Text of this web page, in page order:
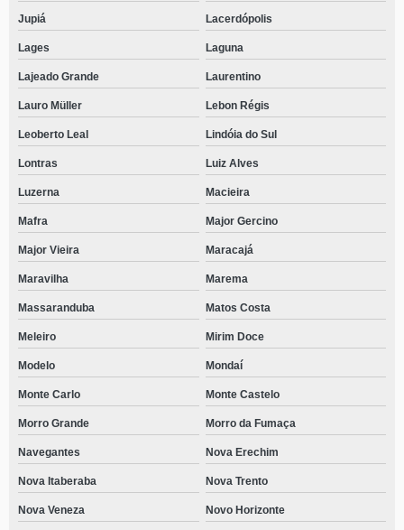
Jupiá Lacerdópolis
Lages Laguna
Lajeado Grande Laurentino
Lauro Müller Lebon Régis
Leoberto Leal Lindóia do Sul
Lontras Luiz Alves
Luzerna Macieira
Mafra Major Gercino
Major Vieira Maracajá
Maravilha Marema
Massaranduba Matos Costa
Meleiro Mirim Doce
Modelo Mondaí
Monte Carlo Monte Castelo
Morro Grande Morro da Fumaça
Navegantes Nova Erechim
Nova Itaberaba Nova Trento
Nova Veneza Novo Horizonte